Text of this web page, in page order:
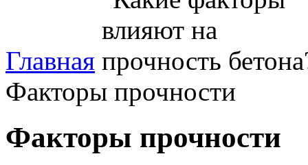
Главная
Факторы прочности
Факторы прочности